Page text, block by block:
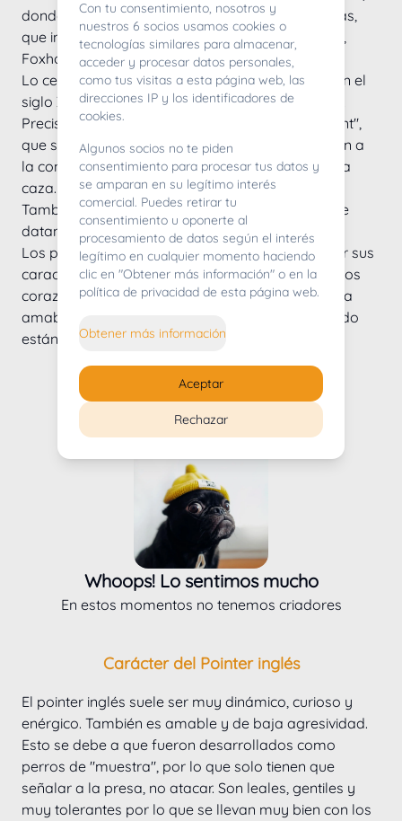
donde se cruzaron con razas autóctonas elegidas,
que incluían setters irlandeses, galgos, sabuesos,
Foxhound y Bull terriers.
Lo certero es que el pointer ya existía como tal en el
siglo XVII y que era usado para señalar la presa.
Precisamente, su nombre viene del inglés "to point",
que significa señalar (puntero) y que hace alusión a
la conducta tan particular de esta raza durante la
caza.
También se sabe que hay pinturas de Pointer que
datan del siglo XV y XVIII.
Los pointer hoy en día no solo son populares por sus
características de caza sino que se han ganado los
corazones de los hogares al tener una naturaleza
amable, plácida y cariñosa, especialmente cuando
están cerca de los niños.
Criadores de Pointer inglés
Whoops! Lo sentimos mucho
En estos momentos no tenemos criadores
Carácter del Pointer inglés
El pointer inglés suele ser muy dinámico, curioso y
enérgico. También es amable y de baja agresividad.
Esto se debe a que fueron desarrollados como
perros de "muestra", por lo que solo tienen que
señalar a la presa, no atacar. Son leales, gentiles y
muy tolerantes por lo que se llevan muy bien con los
Con tu consentimiento, nosotros y
nuestros 6 socios usamos cookies o
tecnologías similares para almacenar,
acceder y procesar datos personales,
como tus visitas a esta página web, las
direcciones IP y los identificadores de
cookies.
Algunos socios no te piden
consentimiento para procesar tus datos y
se amparan en su legítimo interés
comercial. Puedes retirar tu
consentimiento u oponerte al
procesamiento de datos según el interés
legítimo en cualquier momento haciendo
clic en "Obtener más información" o en la
política de privacidad de esta página web.
Obtener más información
Rechazar
Aceptar